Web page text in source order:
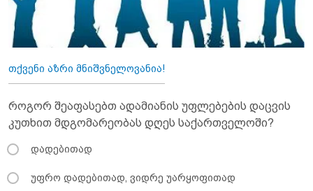
თქვენი აზრი მნიშვნელოვანია!
როგორ შეაფასებთ ადამიანის უფლებების დაცვის
კუთხით მდგომარეობას დღეს საქართველოში?
დადებითად
უფრო დადებითად, ვიდრე უარყოფითად